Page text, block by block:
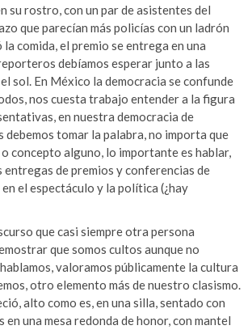
su rostro, con un par de asistentes del
que parecían más policías con un ladrón
la comida, el premio se entrega en una
debíamos esperar junto a las
sol. En México la democracia se confunde
nos cuesta trabajo entender a la figura
en nuestra democracia de
debemos tomar la palabra, no importa que
concepto alguno, lo importante es hablar,
entregas de premios y conferencias de
el espectáculo y la política (¿hay
que casi siempre otra persona
que somos cultos aunque no
valoramos públicamente la cultura
otro elemento más de nuestro clasismo.
alto como es, en una silla, sentado con
en una mesa redonda de honor, con mantel